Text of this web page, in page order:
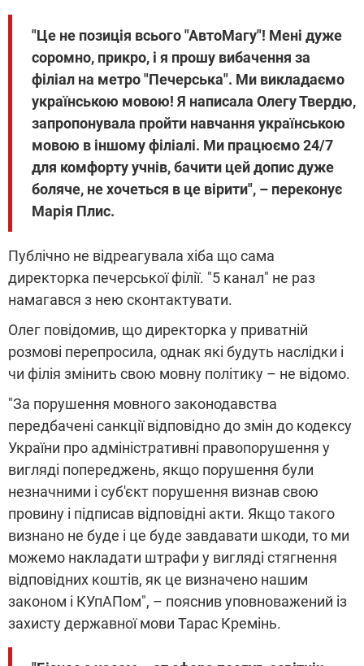
"Це не позиція всього "АвтоМагу"! Мені дуже
соромно, прикро, і я прошу вибачення за
філіал на метро "Печерська". Ми викладаємо
українською мовою! Я написала Олегу Твердю,
запропонувала пройти навчання українською
мовою в іншому філіалі. Ми працюємо 24/7
для комфорту учнів, бачити цей допис дуже
боляче, не хочеться в це вірити", – переконує
Марія Плис.
Публічно не відреагувала хіба що сама
директорка печерської філії. "5 канал" не раз
намагався з нею сконтактувати.
Олег повідомив, що директорка у приватній
розмові перепросила, однак які будуть наслідки і
чи філія змінить свою мовну політику – не відомо.
"За порушення мовного законодавства
передбачені санкції відповідно до змін до кодексу
України про адміністративні правопорушення у
вигляді попереджень, якщо порушення були
незначними і суб'єкт порушення визнав свою
провину і підписав відповідні акти. Якщо такого
визнано не буде і це буде завдавати шкоди, то ми
можемо накладати штрафи у вигляді стягнення
відповідних коштів, як це визначено нашим
законом і КУпАПом", – пояснив уповноважений із
захисту державної мови Тарас Кремінь.